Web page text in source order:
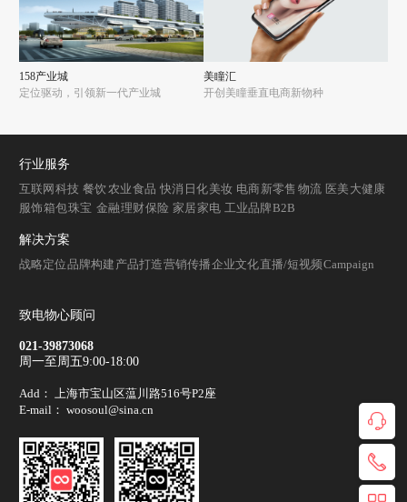
158产业城
定位驱动，引领新一代产业城
美瞳汇
开创美瞳垂直电商新物种
行业服务
互联网 科技 餐饮农业食品 快消 日化美妆 电商新零售 物流 医美 大健康
服饰箱包珠宝 金融理财保险 家居家电 工业品牌B2B
解决方案
战略定位品牌构建 产品打造营销传播企业文化直播/短视频Campaign
致电物心顾问
021-39873068
周一至周五9:00-18:00
Add： 上海市宝山区蕰川路516号P2座
E-mail： woosoul@sina.cn